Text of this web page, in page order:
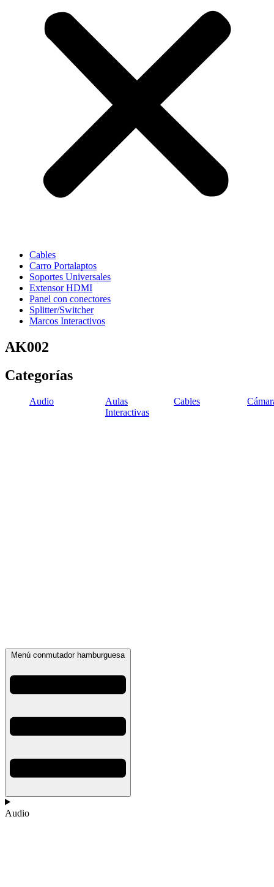
Cables
Carro Portalaptos
Soportes Universales
Extensor HDMI
Panel con conectores
Splitter/Switcher
Marcos Interactivos
AK002
Categorías
Audio
Aulas
Interactivas
Cables
Menú conmutador hamburguesa
Audio